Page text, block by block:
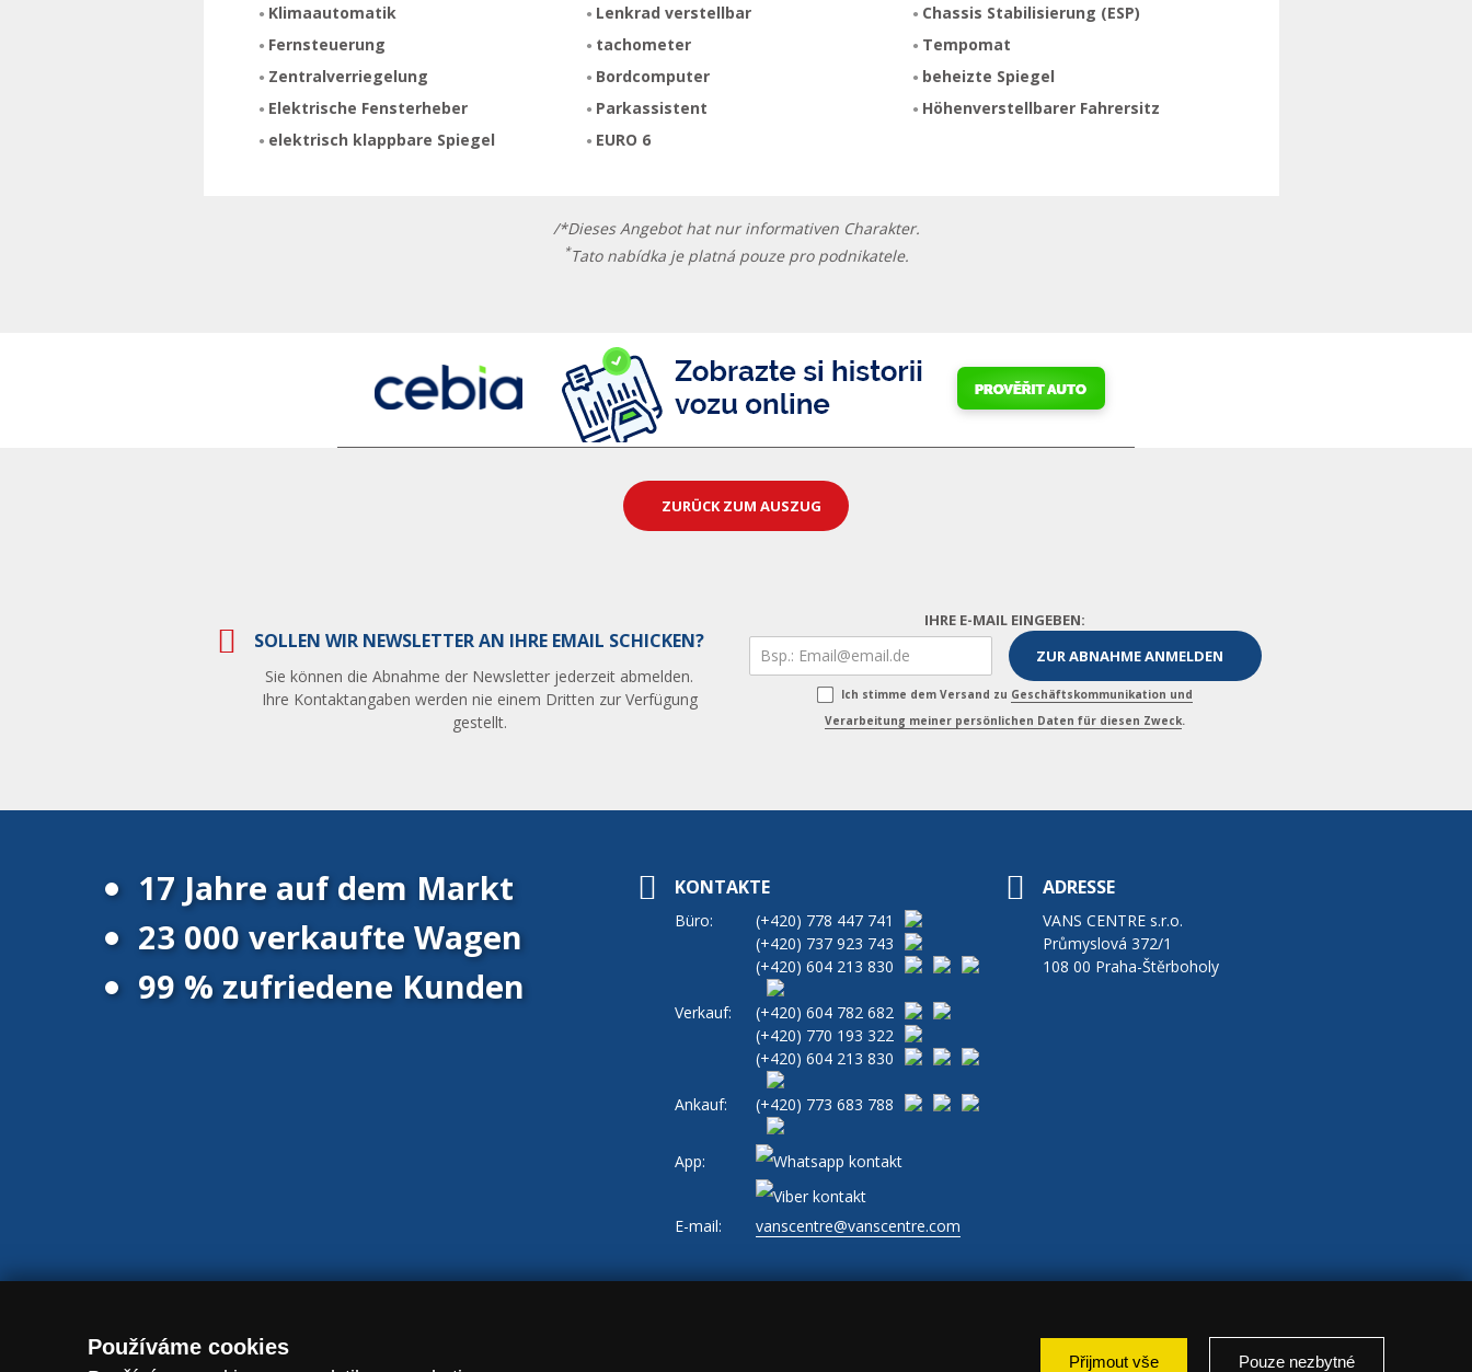
Klimaautomatik
Fernsteuerung
Zentralverriegelung
Elektrische Fensterheber
elektrisch klappbare Spiegel
Lenkrad verstellbar
tachometer
Bordcomputer
Parkassistent
EURO 6
Chassis Stabilisierung (ESP)
Tempomat
beheizte Spiegel
Höhenverstellbarer Fahrersitz
/*Dieses Angebot hat nur informativen Charakter.
*Tato nabídka je platná pouze pro podnikatele.
ZURÜCK ZUM AUSZUG
SOLLEN WIR NEWSLETTER AN IHRE EMAIL SCHICKEN?
Sie können die Abnahme der Newsletter jederzeit abmelden.
Ihre Kontaktangaben werden nie einem Dritten zur Verfügung
gestellt.
IHRE E-MAIL EINGEBEN:
Ich stimme dem Versand zu Geschäftskommunikation und
Verarbeitung meiner persönlichen Daten für diesen Zweck.
17 Jahre auf dem Markt
23 000 verkaufte Wagen
99 % zufriedene Kunden
KONTAKTE
Büro: (+420) 778 447 741
(+420) 737 923 743
(+420) 604 213 830
Verkauf: (+420) 604 782 682
(+420) 770 193 322
(+420) 604 213 830
Ankauf: (+420) 773 683 788
App:
E-mail: vanscentre@vanscentre.com
ADRESSE
VANS CENTRE s.r.o.
Průmyslová 372/1
108 00 Praha-Štěrboholy
Používáme cookies
Přijmout vše Pouze nezbytné